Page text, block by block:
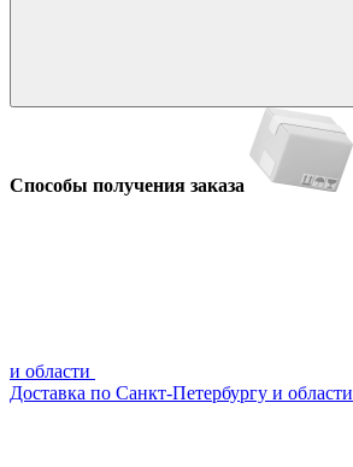
Способы получения заказа
и области
Доставка по Санкт-Петербургу и области